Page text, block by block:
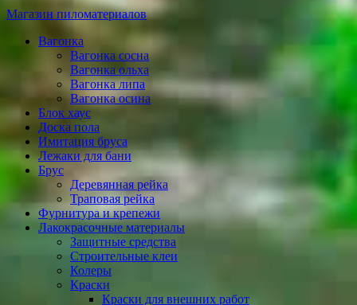
Магазин пиломатериалов
Вагонка
Вагонка сосна
Вагонка ольха
Вагонка липа
Вагонка осина
Блок хаус
Доска пола
Имитация бруса
Лежаки для бани
Брус
Деревянная рейка
Траповая рейка
Фурнитура и крепежи
Лакокрасочные материалы
Защитные средства
Строительные клеи
Колеры
Краски
Краски для внешних работ